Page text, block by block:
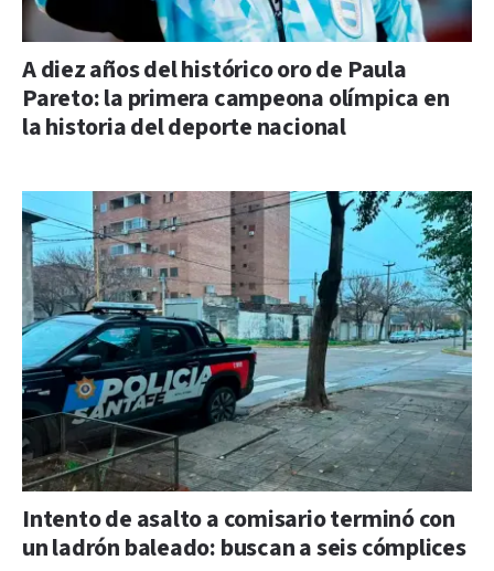
A diez años del histórico oro de Paula
Pareto: la primera campeona olímpica en
la historia del deporte nacional
Intento de asalto a comisario terminó con
un ladrón baleado: buscan a seis cómplices